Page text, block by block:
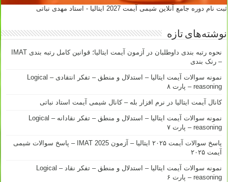
ثبت نام دوره جامع آنلاین شیمی آیمت 2027 ایتالیا - استاد مهدی نباتی
نوشته‌های تازه
نحوه رتبه بندی داوطلبان در آزمون آیمت ایتالیا؛ قوانین کامل رتبه بندی IMAT
– رنک بندی
نمونه سوالات آیمت ایتالیا – استدلال و منطق – تفکر انتقادی – Logical
reasoning – پارت ۸
کانال آیمت ایتالیا در نرم افزار بله – کانال شیمی آیمت استاد نباتی
نمونه سوالات آیمت ایتالیا – استدلال و منطق – تفکر نقادانه – Logical
reasoning – پارت ۷
پاسخ سوالات آیمت ۲۰۲۵ ایتالیا – آزمون IMAT 2025 – پاسخ سوالات شیمی
آیمت ۲۰۲۵
نمونه سوالات آیمت ایتالیا – استدلال و منطق – تفکر نقاد – Logical
reasoning – پارت ۶